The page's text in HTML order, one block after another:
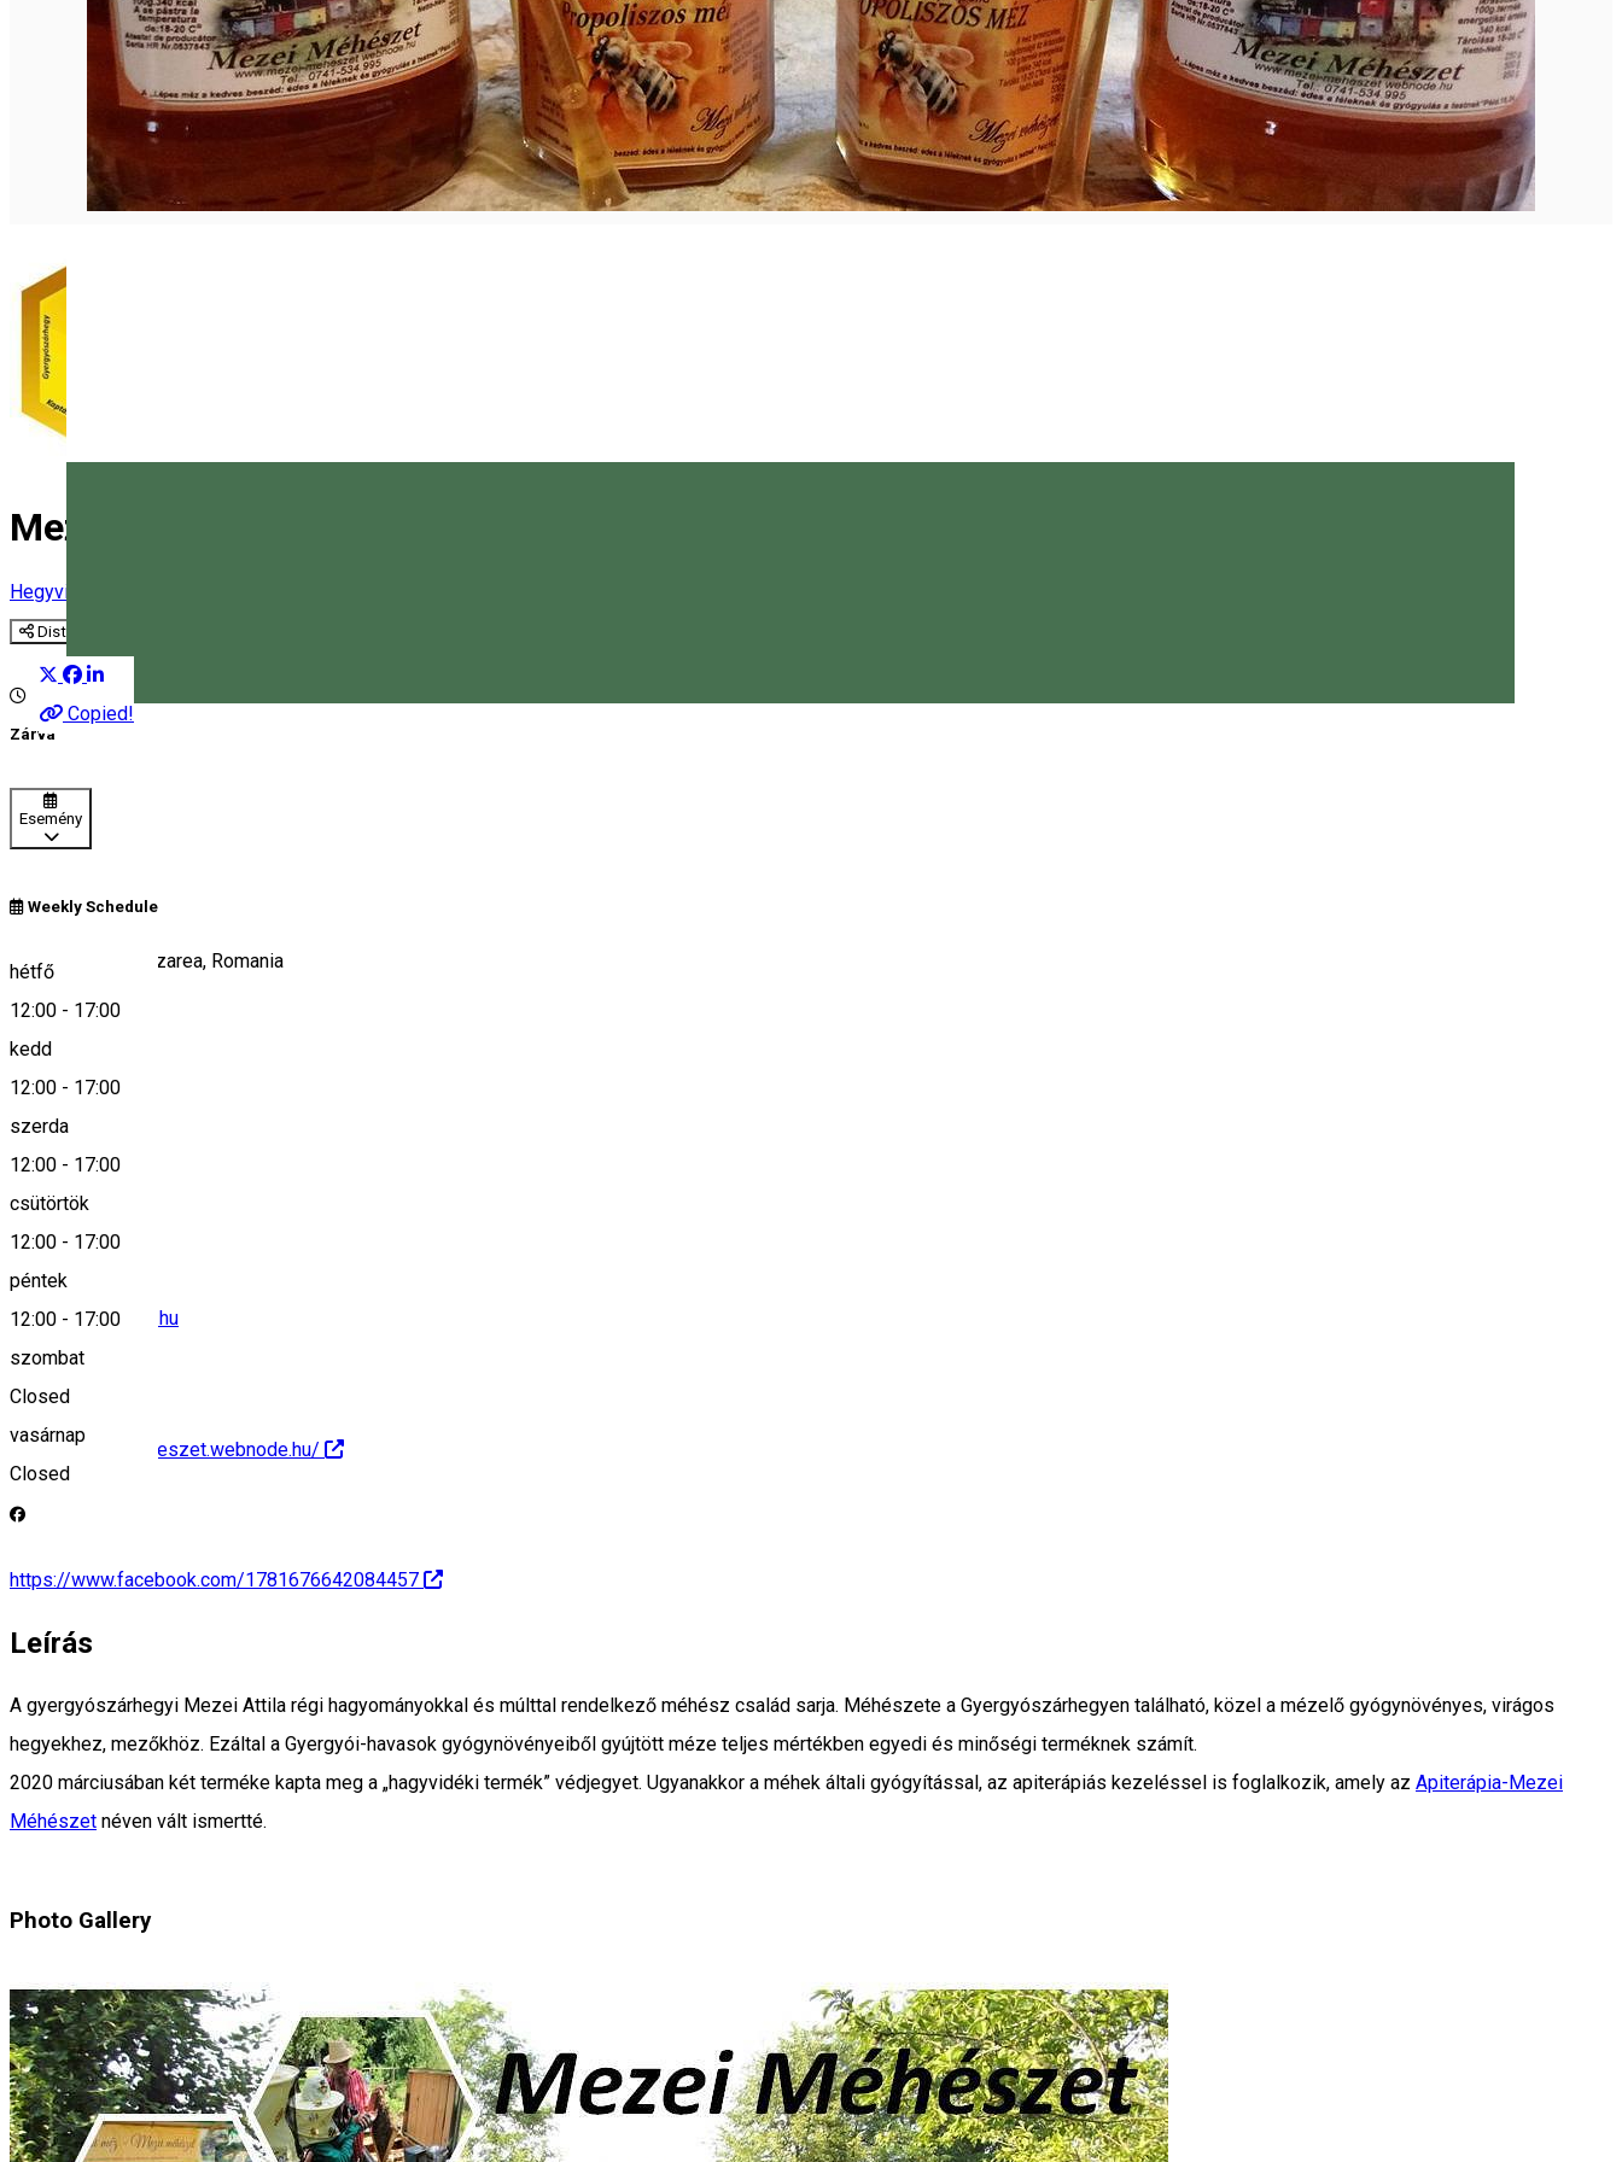
Magyar
Mezei Attila
Hegyvidéki termék
Distribuie
Copied!
Zárva
Esemény
Weekly Schedule
hétfő
12:00 - 17:00
kedd
12:00 - 17:00
szerda
12:00 - 17:00
csütörtök
12:00 - 17:00
péntek
12:00 - 17:00
szombat
Closed
vasárnap
Closed
Bethlen Gábor, Lazarea, Romania
Keresd térképen
apiterapia@gmail.hu
http://mezei-meheszet.webnode.hu/
https://www.facebook.com/1781676642084457
Leírás
A gyergyószárhegyi Mezei Attila régi hagyományokkal és múlttal rendelkező méhész család sarja. Méhészete a Gyergyószárhegyen található, közel a mézelő gyógynövényes, virágos
hegyekhez, mezőkhöz. Ezáltal a Gyergyói-havasok gyógynövényeiből gyújtött méze teljes mértékben egyedi és minőségi terméknek számít.
2020 márciusában két terméke kapta meg a „hagyvidéki termék” védjegyet. Ugyanakkor a méhek általi gyógyítással, az apiterápiás kezeléssel is foglalkozik, amely az Apiterápia-Mezei
Méhészet néven vált ismertté.
Photo Gallery